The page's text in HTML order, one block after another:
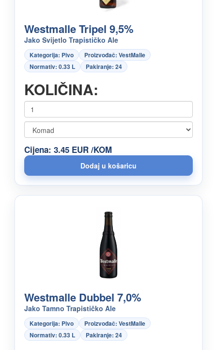
Westmalle Tripel 9,5%
Jako Svijetlo Trapističko Ale
Kategorija: Pivo
Proizvođač: VestMalle
Normativ: 0.33 L
Pakiranje: 24
KOLIČINA:
Cijena: 3.45 EUR /KOM
Westmalle Dubbel 7,0%
Jako Tamno Trapističko Ale
Kategorija: Pivo
Proizvođač: VestMalle
Normativ: 0.33 L
Pakiranje: 24